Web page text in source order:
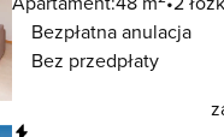
Bezpłatna anulacja
Bez przedpłaty